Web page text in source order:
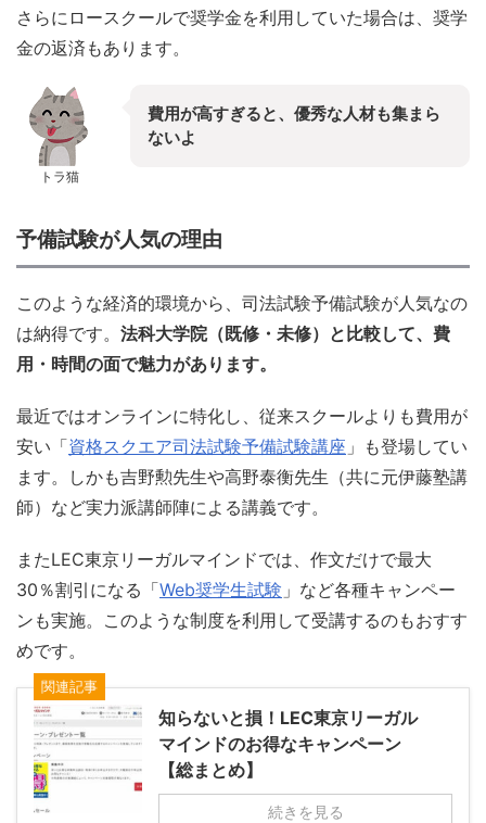
さらにロースクールで奨学金を利用していた場合は、奨学
金の返済もあります。
トラ猫
費用が高すぎると、優秀な人材も集まら
ないよ
予備試験が人気の理由
このような経済的環境から、司法試験予備試験が人気なの
は納得です。 法科大学院（既修・未修）と比較して、費
用・時間の面で魅力があります。
最近ではオンラインに特化し、従来スクールよりも費用が
安い「資格スクエア司法試験予備試験講座 」も登場してい
ます。しかも吉野勲先生や高野泰衡先生（共に元伊藤塾講
師）など実力派講師陣による講義です。
またLEC東京リーガルマインドでは、作文だけで最大
30％割引になる「Web奨学生試験 」など各種キャンペー
ンも実施。このような制度を利用して受講するのもおすす
めです。
関連記事
知らないと損！LEC東京リーガル
マインドのお得なキャンペーン
【総まとめ】
続きを見る